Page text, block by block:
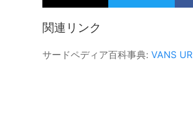
関連リンク
サードペディア百科事典: VANS